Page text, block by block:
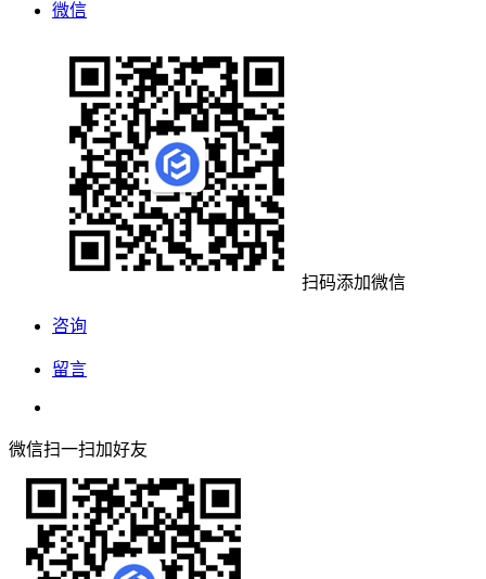
微信
扫码添加微信
咨询
留言
微信扫一扫加好友